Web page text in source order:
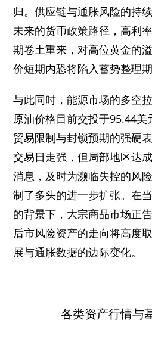
归。供应链与通胀风险的持
未来的货币政策路径，高利
期卷土重来，对高位黄金的
价短期内恐将陷入蓄势整理期
与此同时，能源市场的多空
原油价格目前交投于95.44
贸易限制与封锁预期的强硬
交易日走强，但局部地区达
消息，及时为濒临失控的风
制了多头的进一步扩张。在
的背景下，大宗商品市场正
后市风险资产的走向将高度
展与通胀数据的边际变化。
各类资产行情与